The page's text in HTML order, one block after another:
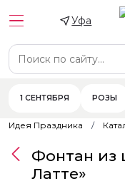
Уфа
1 СЕНТЯБРЯ РОЗЫ
Идея Праздника
Фонтан из
Латте»